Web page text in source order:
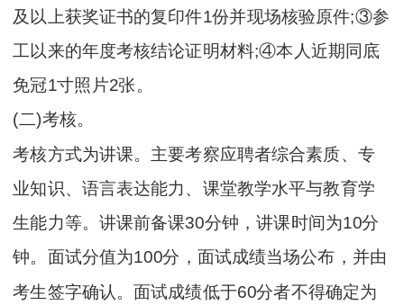
及以上获奖证书的复印件1份并现场核验原件;③参
工以来的年度考核结论证明材料;④本人近期同底
免冠1寸照片2张。
(二)考核。
考核方式为讲课。主要考察应聘者综合素质、专
业知识、语言表达能力、课堂教学水平与教育学
生能力等。讲课前备课30分钟，讲课时间为10分
钟。面试分值为100分，面试成绩当场公布，并由
考生签字确认。面试成绩低于60分者不得确定为